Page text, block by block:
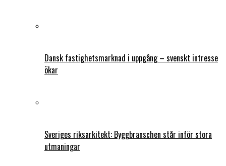
Dansk fastighetsmarknad i uppgång – svenskt intresse
ökar
Sveriges riksarkitekt: Byggbranschen står inför stora
utmaningar